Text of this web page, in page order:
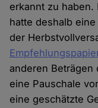
erkannt zu
hatte deshalb
der
anderen Beträgen
eine Pauschale
eine geschätzte